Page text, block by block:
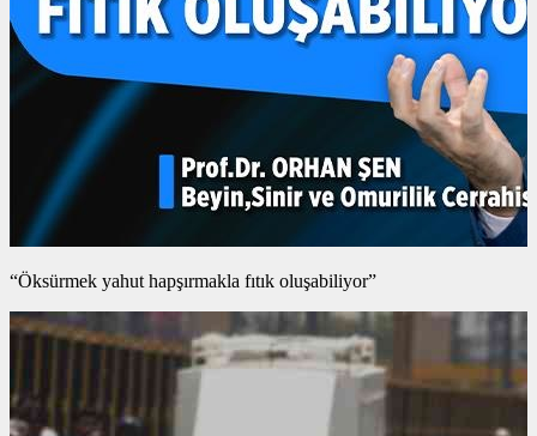
“Öksürmek yahut hapşırmakla fıtık oluşabiliyor”